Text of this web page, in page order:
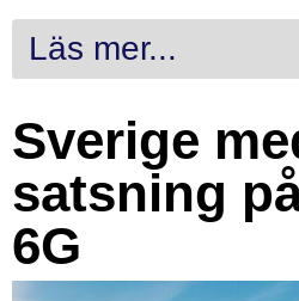
Läs mer...
Sverige
satsning
6G